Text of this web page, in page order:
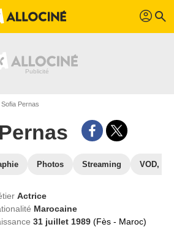
profil search
Sofia Pernas
Photos Streaming VOD,
Actrice
Marocaine
31 juillet 1989(Fès - Maroc)